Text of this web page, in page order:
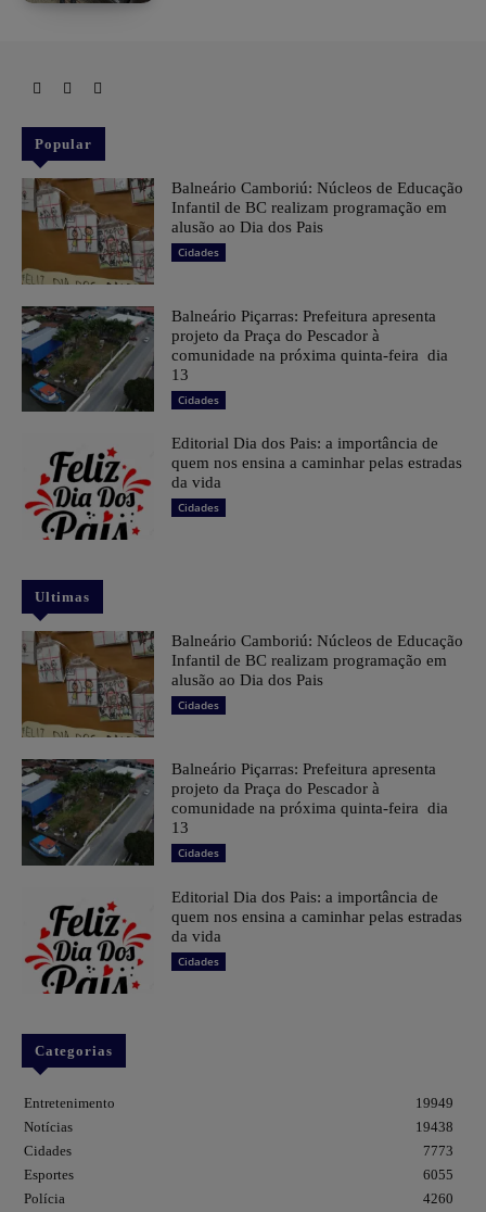
Popular
Balneário Camboriú: Núcleos de Educação
Infantil de BC realizam programação em
alusão ao Dia dos Pais
Cidades
Balneário Piçarras: Prefeitura apresenta
projeto da Praça do Pescador à
comunidade na próxima quinta-feira dia
13
Cidades
Editorial Dia dos Pais: a importância de
quem nos ensina a caminhar pelas estradas
da vida
Cidades
Ultimas
Balneário Camboriú: Núcleos de Educação
Infantil de BC realizam programação em
alusão ao Dia dos Pais
Cidades
Balneário Piçarras: Prefeitura apresenta
projeto da Praça do Pescador à
comunidade na próxima quinta-feira dia
13
Cidades
Editorial Dia dos Pais: a importância de
quem nos ensina a caminhar pelas estradas
da vida
Cidades
Categorias
Entretenimento
19949
Notícias
19438
Cidades
7773
Esportes
6055
Polícia
4260